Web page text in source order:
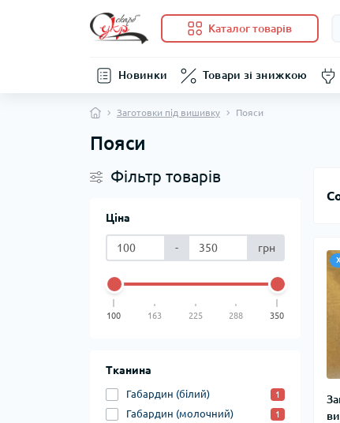
Каталог товарів
Новинки Товари зі знижкою
Заготовки під вишивку Пояси
Пояси
Фільтр товарів
Ціна
- грн
100 163 225 288 350
Тканина
Габардин (білий) 1
Габардин (молочний) 1